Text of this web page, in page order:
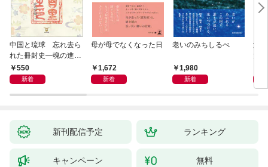
中国と琉球 忘れ去ら
れた冊封史―魂の進化
―550
新着
母が母でなくなった日
1,672
新着
老いのみちしるべ
1,980
新着
激
新刊配信予定 ランキング
キャンペーン 無料